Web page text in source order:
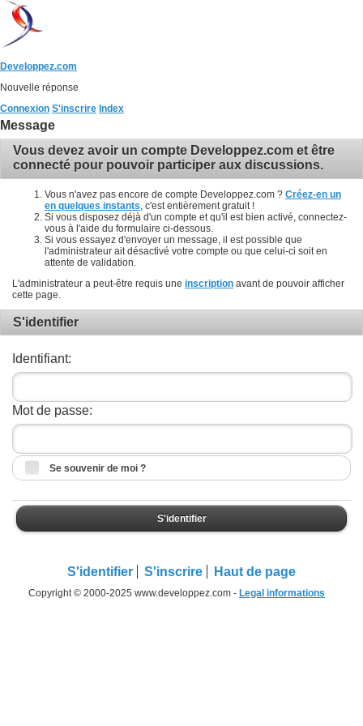
Developpez.com
Nouvelle réponse
Connexion S'inscrire Index
Message
Vous devez avoir un compte Developpez.com et être
connecté pour pouvoir participer aux discussions.
Vous n'avez pas encore de compte Developpez.com ? Créez-en un
en quelques instants , c'est entièrement gratuit !
Si vous disposez déjà d'un compte et qu'il est bien activé, connectez-
vous à l'aide du formulaire ci-dessous.
Si vous essayez d'envoyer un message, il est possible que
l'administrateur ait désactivé votre compte ou que celui-ci soit en
attente de validation.
L'administrateur a peut-être requis une inscription avant de pouvoir afficher
cette page.
S'identifier
Identifiant:
Mot de passe:
Se souvenir de moi ?
S'identifier
S'identifier S'inscrire Haut de page
Copyright © 2000-2025 www.developpez.com - Legal informations